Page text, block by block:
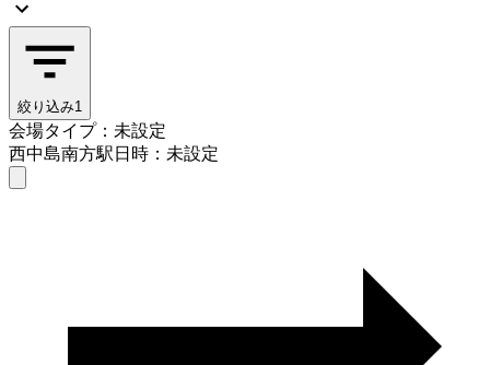
絞り込み1
会場タイプ：未設定
西中島南方駅日時：未設定